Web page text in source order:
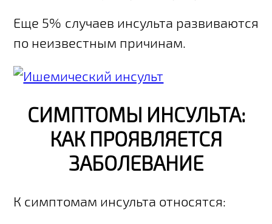
Еще 5% случаев инсульта развиваются
по неизвестным причинам.
СИМПТОМЫ ИНСУЛЬТА:
КАК ПРОЯВЛЯЕТСЯ
ЗАБОЛЕВАНИЕ
К симптомам инсульта относятся: